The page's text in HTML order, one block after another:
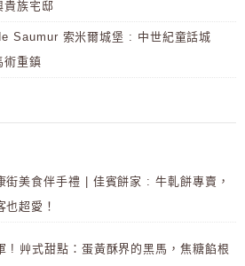
貴族宅邸
Saumur 索米爾城堡 : 中世紀童話城
術重鎮
街美食伴手禮 | 佳賓餅家 : 牛軋餅專賣，
也超愛！
! 艸式甜點：蛋黃酥界的黑馬，焦糖餡根